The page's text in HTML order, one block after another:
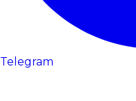
Telegram